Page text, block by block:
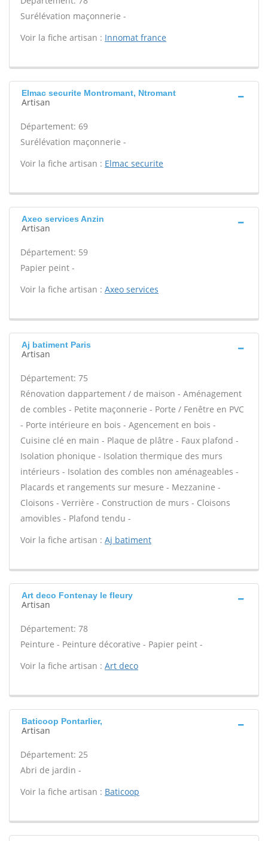
Surélévation maçonnerie -
Voir la fiche artisan : Innomat france
Elmac securite Montromant, Ntromant
Artisan
Département: 69
Surélévation maçonnerie -
Voir la fiche artisan : Elmac securite
Axeo services Anzin
Artisan
Département: 59
Papier peint -
Voir la fiche artisan : Axeo services
Aj batiment Paris
Artisan
Département: 75
Rénovation dappartement / de maison - Aménagement
de combles - Petite maçonnerie - Porte / Fenêtre en PVC
- Porte intérieure en bois - Agencement en bois -
Cuisine clé en main - Plaque de plâtre - Faux plafond -
Isolation phonique - Isolation thermique des murs
intérieurs - Isolation des combles non aménageables -
Placards et rangements sur mesure - Mezzanine -
Cloisons - Verrière - Construction de murs - Cloisons
amovibles - Plafond tendu -
Voir la fiche artisan : Aj batiment
Art deco Fontenay le fleury
Artisan
Département: 78
Peinture - Peinture décorative - Papier peint -
Voir la fiche artisan : Art deco
Baticoop Pontarlier,
Artisan
Département: 25
Abri de jardin -
Voir la fiche artisan : Baticoop